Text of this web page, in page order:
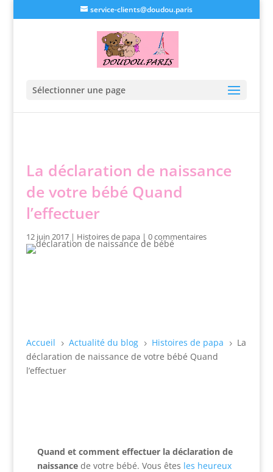
service-clients@doudou.paris
Sélectionner une page
La déclaration de naissance
de votre bébé Quand
l’effectuer
12 juin 2017| Histoires de papa| 0 commentaires
Accueil 5 Actualité du blog 5 Histoires de papa 5
La
déclaration de naissance de votre bébé Quand
l’effectuer
Quand et comment effectuer la déclaration de
naissancede votre bébé. Vous êtes les heureux